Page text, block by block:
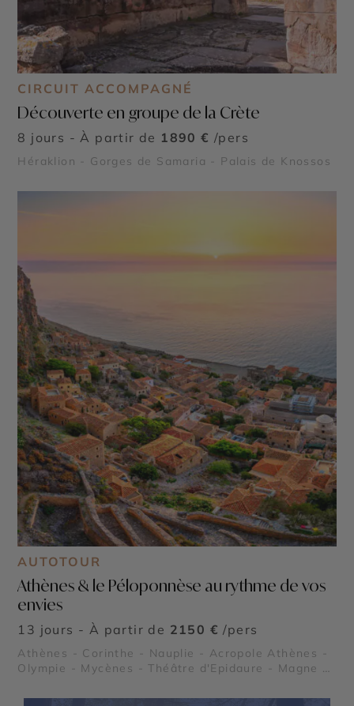
CIRCUIT ACCOMPAGNÉ
Découverte en groupe de la Crète
8 jours - À partir de 1890 € /pers
Héraklion - Gorges de Samaria - Palais de Knossos
AUTOTOUR
Athènes & le Péloponnèse au rythme de vos
envies
13 jours - À partir de 2150 € /pers
Athènes - Corinthe - Nauplie - Acropole Athènes -
Olympie - Mycènes - Théâtre d'Epidaure - Magne -